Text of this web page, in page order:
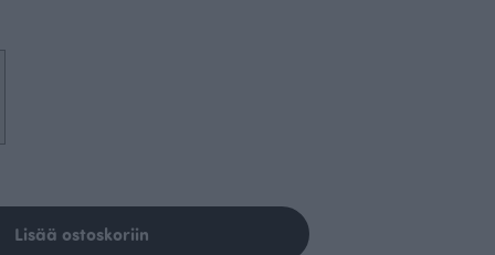
Lisää ostoskoriin